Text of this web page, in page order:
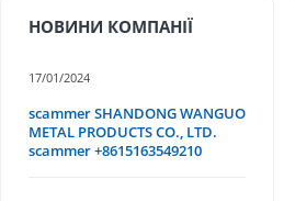
НОВИНИ КОМПАНІЇ
17/01/2024
scammer SHANDONG WANGUO
METAL PRODUCTS CO., LTD.
scammer +8615163549210